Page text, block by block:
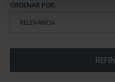
ORDENAR POR: